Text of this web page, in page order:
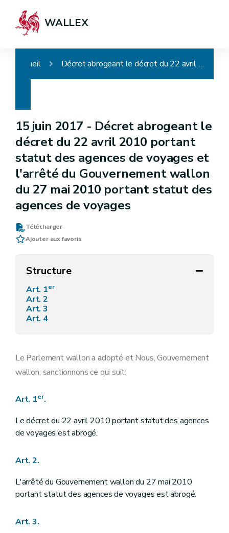
WALLEX
Accueil Décret abrogeant le décret du 22 avril 2010 portant statut des agences de voyages et l'arrêté du Gouvernement wallon du 27 mai 2010 portant statut des agences de voyages
15 juin 2017 - Décret abrogeant le
décret du 22 avril 2010 portant
statut des agences de voyages et
l'arrêté du Gouvernement wallon
du 27 mai 2010 portant statut des
agences de voyages
Télécharger
Ajouter aux favoris
Structure
Art. 1er
Art. 2
Art. 3
Art. 4
Le Parlement wallon a adopté et Nous, Gouvernement
wallon, sanctionnons ce qui suit:
Art. 1er.
Le décret du 22 avril 2010 portant statut des agences
de voyages est abrogé.
Art. 2.
L'arrêté du Gouvernement wallon du 27 mai 2010
portant statut des agences de voyages est abrogé.
Art. 3.